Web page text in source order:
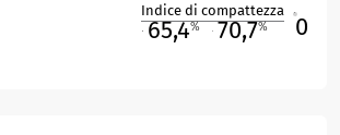
Indice di compattezza
65,4% 70,7% 0